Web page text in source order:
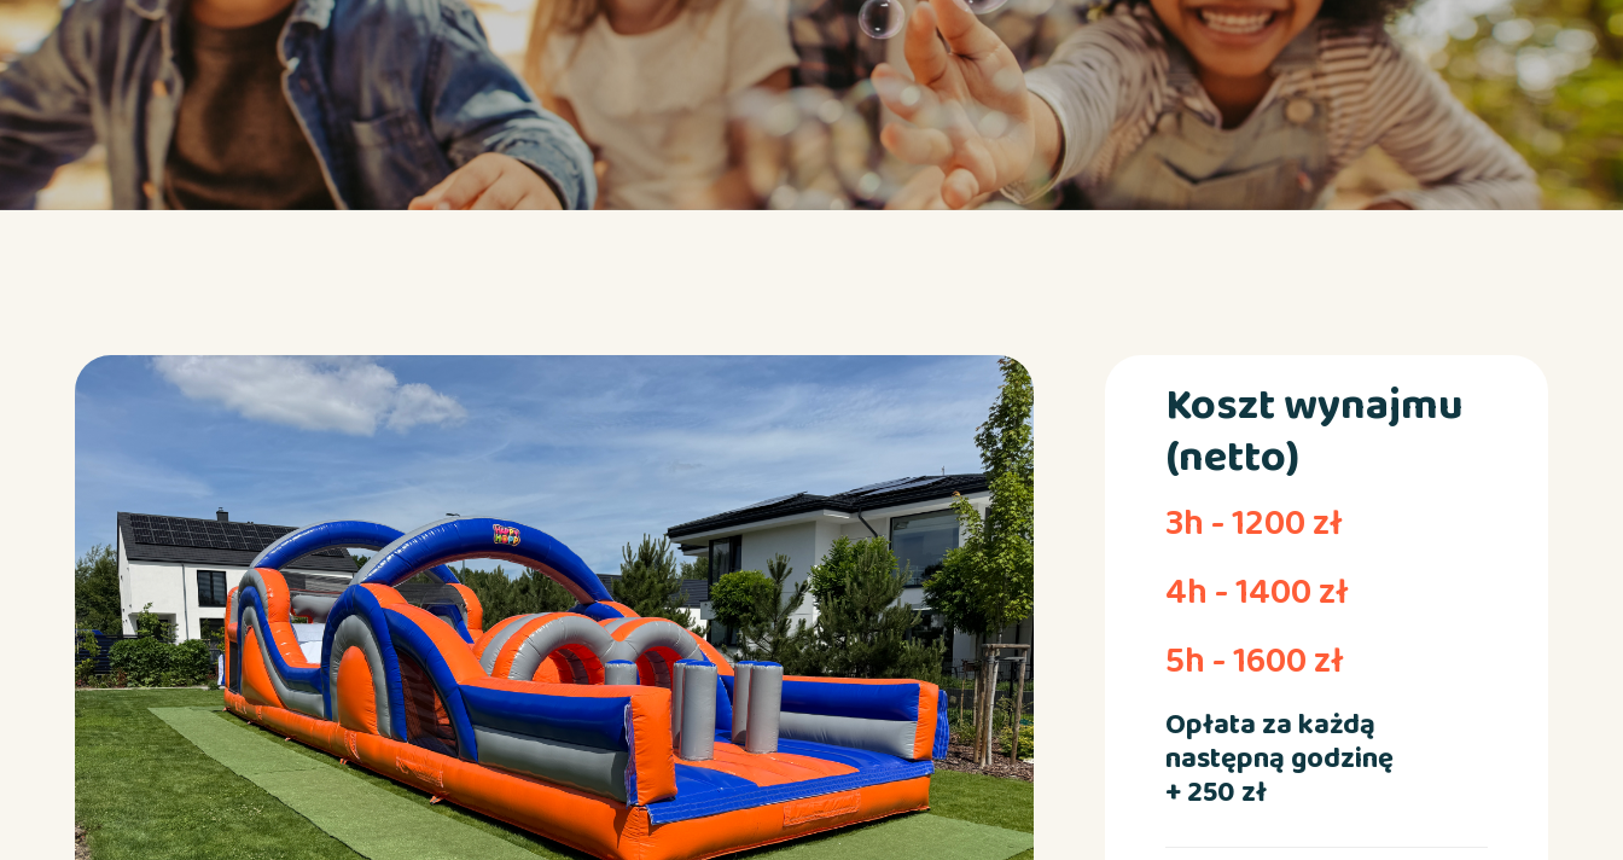
Koszt wynajmu
(netto)
3h - 1200 zł
4h - 1400 zł
5h - 1600 zł
Opłata za każdą
następną godzinę
+ 250 zł